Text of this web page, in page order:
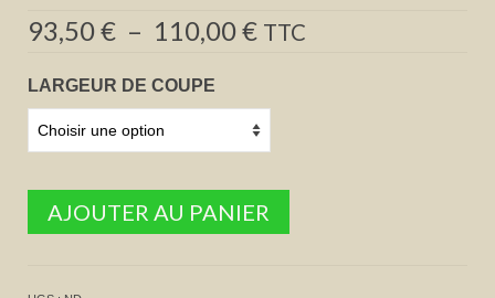
93,50€ – 110,00€Plage
de
à
110,00 €
TTC
LARGEUR DE COUPE
AJOUTER AU PANIER